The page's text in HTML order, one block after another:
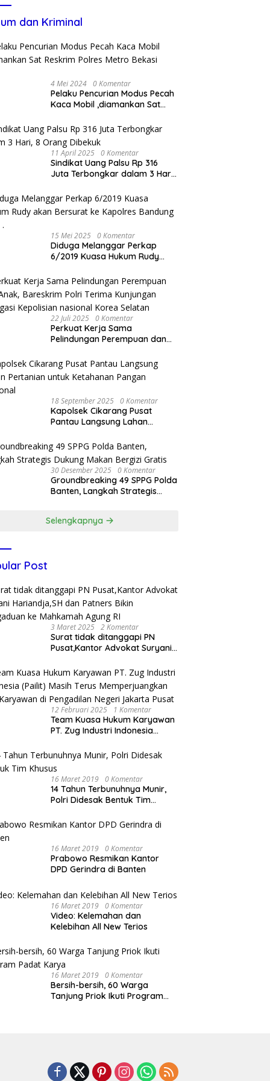
dan Kriminal
4 Mei 2024 0 Komentar
Pelaku Pencurian Modus Pecah
Kaca Mobil ,diamankan Sat
Kota
11 April 2025 0 Komentar
Sindikat Uang Palsu Rp 316
Juta Terbongkar dalam 3 Hari,
15 Mei 2025 0 Komentar
Diduga Melanggar Perkap
6/2019 Kuasa Hukum Rudy
Bandung Kota .
22 Juli 2025 0 Komentar
Perkuat Kerja Sama
Pelindungan Perempuan dan
Kunjungan Delegasi Kepolisian
nasional Korea Selatan
18 September 2025 0 Komentar
Kapolsek Cikarang Pusat
Pantau Langsung Lahan
Pangan Nasional
30 Desember 2025 0 Komentar
Groundbreaking 49 SPPG Polda
Banten, Langkah Strategis
Selengkapnya
Post
3 Maret 2025 2 Komentar
Surat tidak ditanggapi PN
Pusat,Kantor Advokat Suryani
Pengaduan ke Mahkamah
Agung RI
12 Februari 2025 1 Komentar
Team Kuasa Hukum Karyawan
PT. Zug Industri Indonesia
Memperjuangkan Hak
Karyawan di Pengadilan Negeri
Jakarta Pusat
16 Maret 2019 0 Komentar
14 Tahun Terbunuhnya Munir,
Polri Didesak Bentuk Tim
16 Maret 2019 0 Komentar
Prabowo Resmikan Kantor
DPD Gerindra di Banten
16 Maret 2019 0 Komentar
Video: Kelemahan dan
Kelebihan All New Terios
16 Maret 2019 0 Komentar
Bersih-bersih, 60 Warga
Tanjung Priok Ikuti Program